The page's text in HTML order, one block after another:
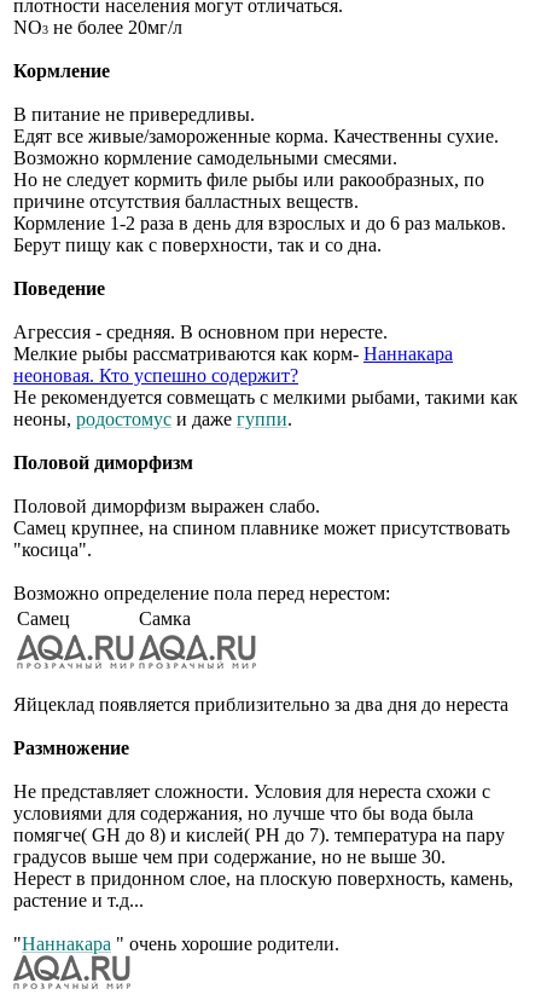
плотности населения могут отличаться.
NO3 не более 20мг/л
Кормление
В питание не привередливы.
Едят все живые/замороженные корма. Качественны сухие.
Возможно кормление самодельными смесями.
Но не следует кормить филе рыбы или ракообразных, по
причине отсутствия балластных веществ.
Кормление 1-2 раза в день для взрослых и до 6 раз мальков.
Берут пищу как с поверхности, так и со дна.
Поведение
Агрессия - средняя. В основном при нересте.
Мелкие рыбы рассматриваются как корм- Наннакара
неоновая. Кто успешно содержит?
Не рекомендуется совмещать с мелкими рыбами, такими как
неоны, родостомус и даже гуппи.
Половой диморфизм
Половой диморфизм выражен слабо.
Самец крупнее, на спином плавнике может присутствовать
"косица".
Возможно определение пола перед нерестом:
Самец
Самка
Яйцеклад появляется приблизительно за два дня до нереста
Размножение
Не представляет сложности. Условия для нереста схожи с
условиями для содержания, но лучше что бы вода была
помягче( GH до 8) и кислей( PH до 7). температура на пару
градусов выше чем при содержание, но не выше 30.
Нерест в придонном слое, на плоскую поверхность, камень,
растение и т.д...
"Наннакара " очень хорошие родители.